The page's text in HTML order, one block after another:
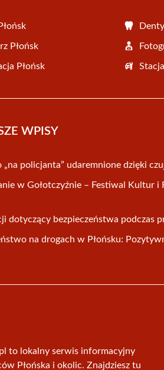
Płońsk
Płońsk
WPISY
policjanta” udaremnione dzięki
w Gołotczyźnie – Festiwal Kultur i
dotyczący bezpieczeństwa podczas
na drogach w Płońsku:
to lokalny serwis informacyjny
Płońska i okolic. Znajdziesz tu